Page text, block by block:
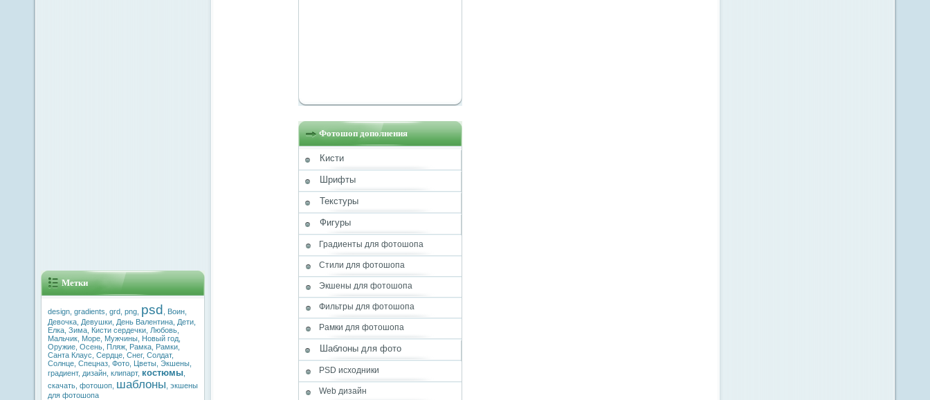
Метки
design gradients grd png psd Воин
Девочка Девушки День Валентина Дети
Елка Зима Кисти сердечки Любовь
Мальчик Море Мужчины Новый год
Оружие Осень Пляж Рамка Рамки
Санта Клаус Сердце Снег, Солдат,
Солнце Спецназ Фото Цветы Экшены
градиент, дизайн клипарт, костюмы
скачать фотошоп шаблоны экшены
для фотошопа
Фотошоп дополнения
Кисти
Шрифты
Текстуры
Фигуры
Градиенты для фотошопа
Стили для фотошопа
Экшены для фотошопа
Фильтры для фотошопа
Рамки для фотошопа
Шаблоны для фото
PSD исходники
Web дизайн